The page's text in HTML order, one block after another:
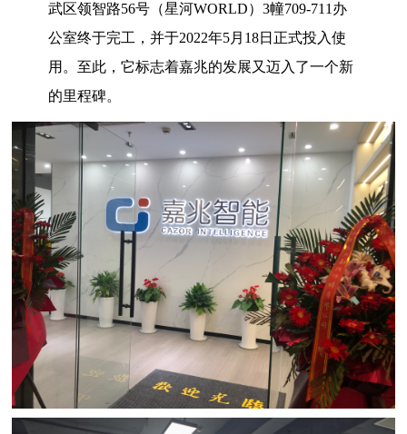
武区领智路56号（星河WORLD）3幢709-711办
公室终于完工，并于2022年5月18日正式投入使
用。至此，它标志着嘉兆的发展又迈入了一个新
的里程碑。